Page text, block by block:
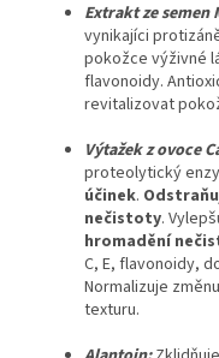
Extraktze semen
vynikajíci
pokožce výživné
flavonoidy.
revitalizovat
Výtažekzovoce
proteolytický
účinek.
nečistoty.
hromadění
C, E, flavonoidy,
Normalizuje
texturu.